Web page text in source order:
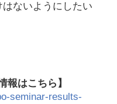
ないようにしたい
報はこちら】
seminar-results-